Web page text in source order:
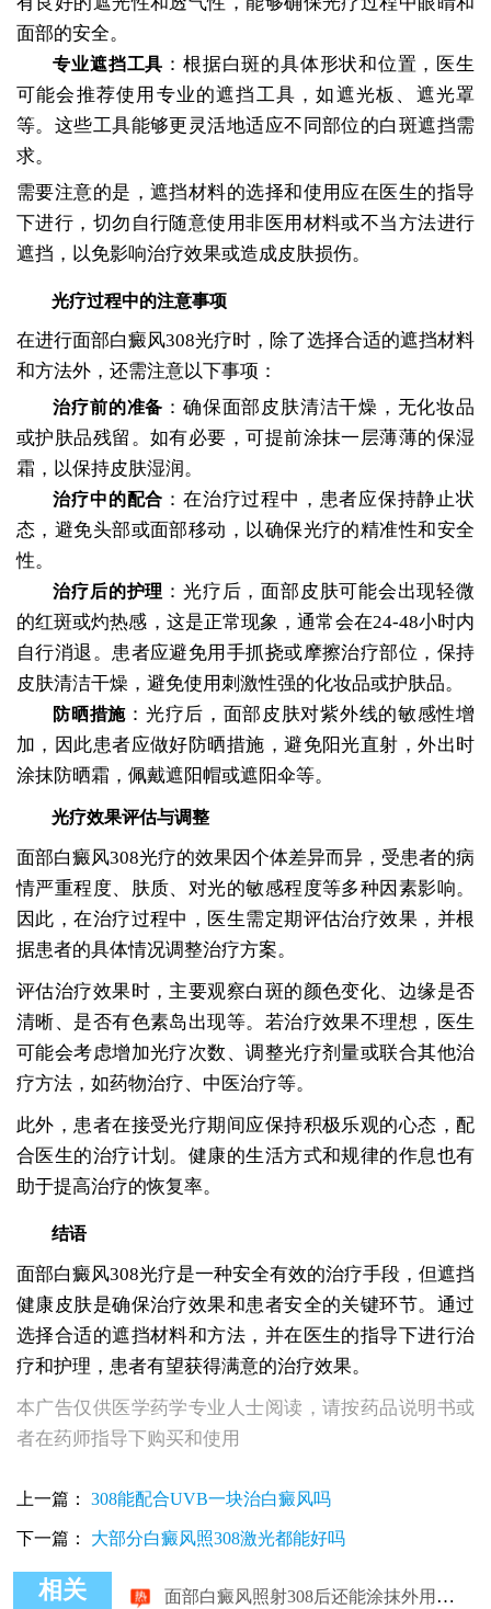
面部的安全。
专业遮挡工具 ：根据白斑的具体形状和位置，医生
可能会推荐使用专业的遮挡工具，如遮光板、遮光罩
等。这些工具能够更灵活地适应不同部位的白斑遮挡需
求。
需要注意的是，遮挡材料的选择和使用应在医生的指导
下进行，切勿自行随意使用非医用材料或不当方法进行
遮挡，以免影响治疗效果或造成皮肤损伤。
光疗过程中的注意事项
在进行面部白癜风308光疗时，除了选择合适的遮挡材料
和方法外，还需注意以下事项：
治疗前的准备 ：确保面部皮肤清洁干燥，无化妆品
或护肤品残留。如有必要，可提前涂抹一层薄薄的保湿
霜，以保持皮肤湿润。
治疗中的配合 ：在治疗过程中，患者应保持静止状
态，避免头部或面部移动，以确保光疗的精准性和安全
性。
治疗后的护理 ：光疗后，面部皮肤可能会出现轻微
的红斑或灼热感，这是正常现象，通常会在24-48小时内
自行消退。患者应避免用手抓挠或摩擦治疗部位，保持
皮肤清洁干燥，避免使用刺激性强的化妆品或护肤品。
防晒措施 ：光疗后，面部皮肤对紫外线的敏感性增
加，因此患者应做好防晒措施，避免阳光直射，外出时
涂抹防晒霜，佩戴遮阳帽或遮阳伞等。
光疗效果评估与调整
面部白癜风308光疗的效果因个体差异而异，受患者的病
情严重程度、肤质、对光的敏感程度等多种因素影响。
因此，在治疗过程中，医生需定期评估治疗效果，并根
据患者的具体情况调整治疗方案。
评估治疗效果时，主要观察白斑的颜色变化、边缘是否
清晰、是否有色素岛出现等。若治疗效果不理想，医生
可能会考虑增加光疗次数、调整光疗剂量或联合其他治
疗方法，如药物治疗、中医治疗等。
此外，患者在接受光疗期间应保持积极乐观的心态，配
合医生的治疗计划。健康的生活方式和规律的作息也有
助于提高治疗的恢复率。
结语
面部白癜风308光疗是一种安全有效的治疗手段，但遮挡
健康皮肤是确保治疗效果和患者安全的关键环节。通过
选择合适的遮挡材料和方法，并在医生的指导下进行治
疗和护理，患者有望获得满意的治疗效果。
本广告仅供医学药学专业人士阅读，请按药品说明书或
者在药师指导下购买和使用
上一篇： 308能配合UVB一块治白癜风吗
下一篇： 大部分白癜风照308激光都能好吗
相关
面部白癜风治疗手术费用多少